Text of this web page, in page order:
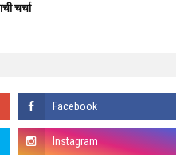
चर्चा